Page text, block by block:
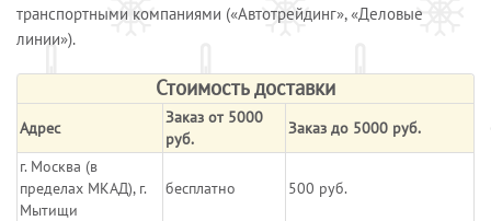
транспортными компаниями («Автотрейдинг», «Деловые
линии»).
Стоимость доставки
Адрес
Заказ от 5000
руб.
Заказ до 5000 руб.
г. Москва (в
пределах МКАД), г.
Мытищи
бесплатно 500 руб.